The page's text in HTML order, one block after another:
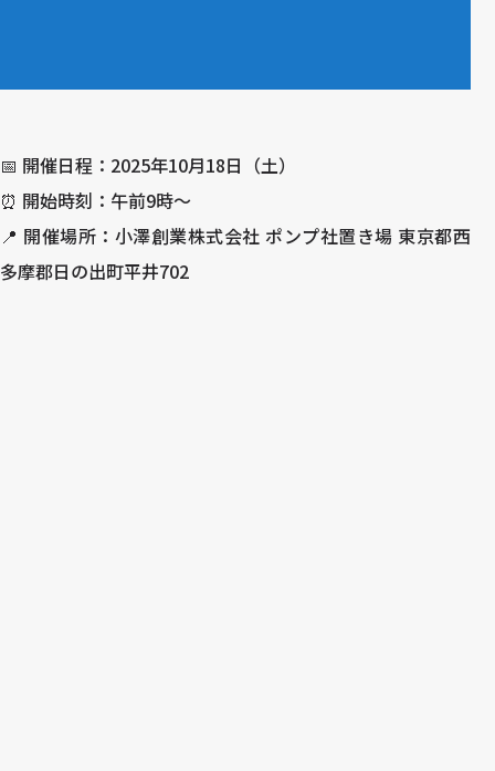
📅 開催日程：2025年10月18日（土）
⏰ 開始時刻：午前9時〜
📍 開催場所：小澤創業株式会社 ポンプ社置き場 東京都西
多摩郡日の出町平井702